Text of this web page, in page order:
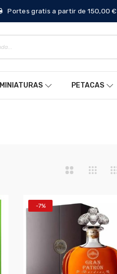
Portes gratis a partir de 150,00 €
MINIATURAS PETACAS
-7%